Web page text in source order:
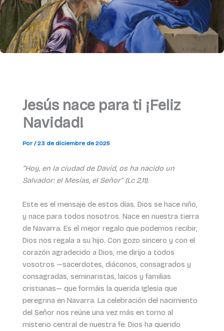
Jesús nace para ti ¡Feliz
Navidad!
Por /23 de diciembre de 2025
“Hoy, en la ciudad de David, os ha nacido un
Salvador: el Mesías, el Señor” (Lc 2,11).
Este es el mensaje de estos días. Dios se hace niño,
y nace para todos nosotros. Nace en nuestra tierra
de Navarra. Es el mejor regalo que podemos recibir,
Dios nos regala a su hijo. Con gozo sincero y con el
corazón agradecido a Dios, me dirijo a todos
vosotros —sacerdotes, diáconos, consagrados y
consagradas, seminaristas, laicos y familias
cristianas— que formáis la querida Iglesia que
peregrina en Navarra. La celebración del nacimiento
del Señor nos reúne una vez más en torno al
misterio central de nuestra fe: Dios ha querido